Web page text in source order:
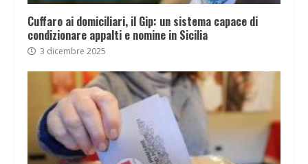
Cuffaro ai domiciliari, il Gip: un sistema capace di
condizionare appalti e nomine in Sicilia
3 dicembre 2025